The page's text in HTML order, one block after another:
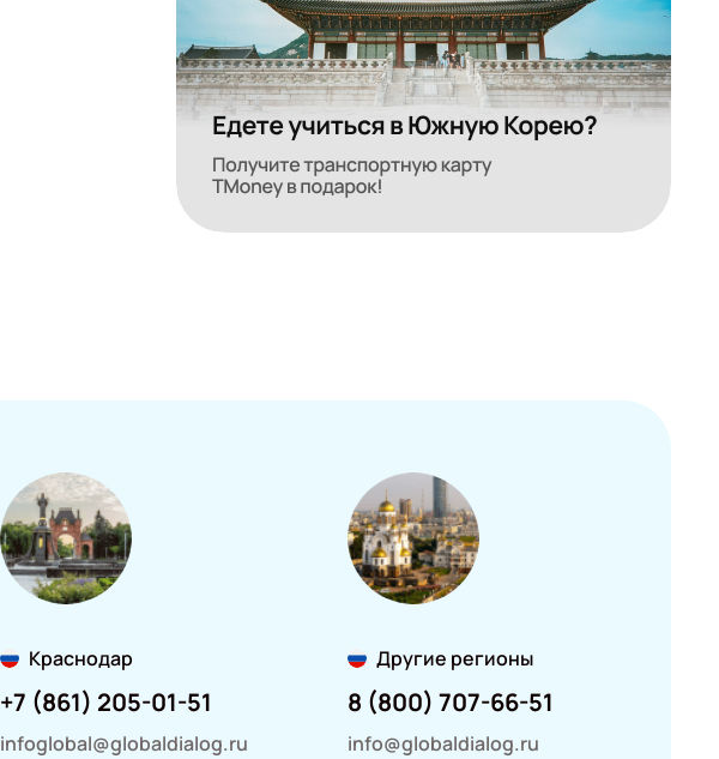
Краснодар
+7 (861) 205-01-51
infoglobal@globaldialog.ru
Другие регионы
8 (800) 707-66-51
info@globaldialog.ru